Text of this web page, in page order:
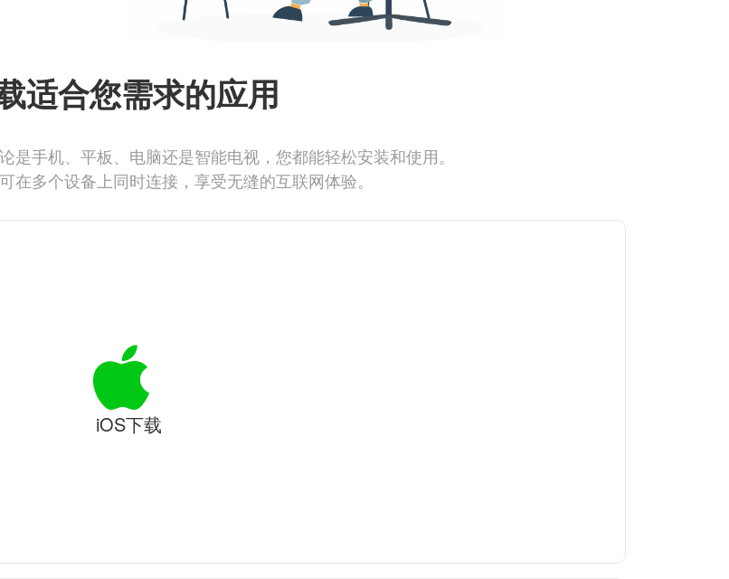
适合您需求的应用
是手机、平板、电脑还是智能电视，您都能轻松安装和使用。
在多个设备上同时连接，享受无缝的互联网体验。
iOS下载